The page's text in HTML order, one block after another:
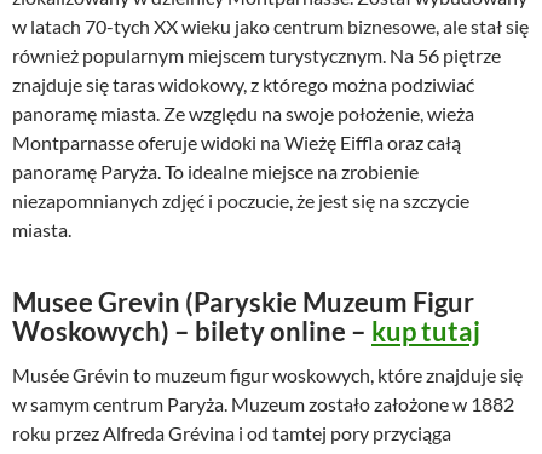
w latach 70-tych XX wieku jako centrum biznesowe, ale stał się
również popularnym miejscem turystycznym. Na 56 piętrze
znajduje się taras widokowy, z którego można podziwiać
panoramę miasta. Ze względu na swoje położenie, wieża
Montparnasse oferuje widoki na Wieżę Eiffla oraz całą
panoramę Paryża. To idealne miejsce na zrobienie
niezapomnianych zdjęć i poczucie, że jest się na szczycie
miasta.
Musee Grevin (Paryskie Muzeum Figur
Woskowych) – bilety online – kup tutaj
Musée Grévin to muzeum figur woskowych, które znajduje się
w samym centrum Paryża. Muzeum zostało założone w 1882
roku przez Alfreda Grévina i od tamtej pory przyciąga